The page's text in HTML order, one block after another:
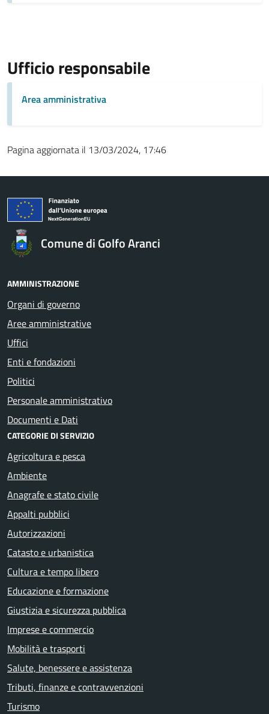
Ufficio responsabile
Area amministrativa
Pagina aggiornata il 13/03/2024, 17:46
Comune di Golfo Aranci
AMMINISTRAZIONE
Organi di governo
Aree amministrative
Uffici
Enti e fondazioni
Politici
Personale amministrativo
Documenti e Dati
CATEGORIE DI SERVIZIO
Agricoltura e pesca
Ambiente
Anagrafe e stato civile
Appalti pubblici
Autorizzazioni
Catasto e urbanistica
Cultura e tempo libero
Educazione e formazione
Giustizia e sicurezza pubblica
Imprese e commercio
Mobilità e trasporti
Salute, benessere e assistenza
Tributi, finanze e contravvenzioni
Turismo